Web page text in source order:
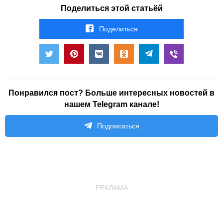
Поделиться этой статьёй
Поделиться
Понравился пост? Больше интересных новостей в
нашем Telegram канале!
Подписаться
РЕКЛАМА